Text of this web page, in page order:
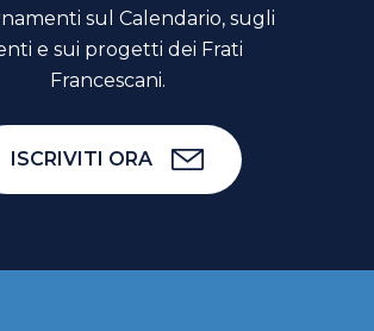
sul Calendario, sugli
e sui progetti dei Frati
Francescani.
ISCRIVITI ORA